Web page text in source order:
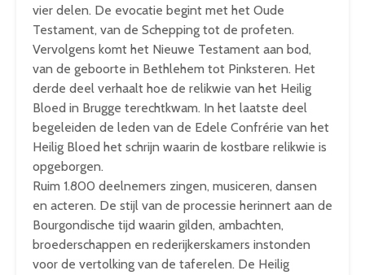
vier delen. De evocatie begint met het Oude
Testament, van de Schepping tot de profeten.
Vervolgens komt het Nieuwe Testament aan bod,
van de geboorte in Bethlehem tot Pinksteren. Het
derde deel verhaalt hoe de relikwie van het Heilig
Bloed in Brugge terechtkwam. In het laatste deel
begeleiden de leden van de Edele Confrérie van het
Heilig Bloed het schrijn waarin de kostbare relikwie is
opgeborgen.
Ruim 1.800 deelnemers zingen, musiceren, dansen
en acteren. De stijl van de processie herinnert aan de
Bourgondische tijd waarin gilden, ambachten,
broederschappen en rederijkerskamers instonden
voor de vertolking van de taferelen. De Heilig